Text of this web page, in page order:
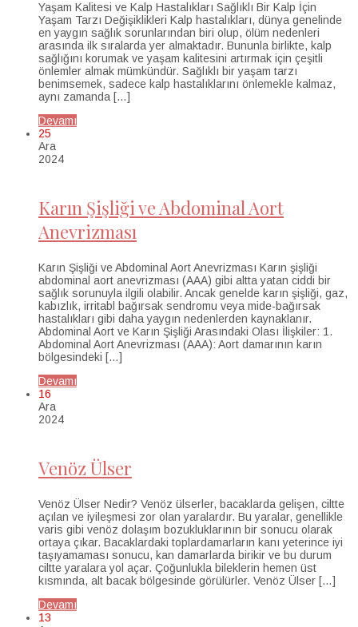
Yaşam Kalitesi ve Kalp Hastalıkları Sağlıklı Bir Kalp İçin
Yaşam Tarzı Değişiklikleri Kalp hastalıkları, dünya genelinde
en yaygın sağlık sorunlarından biri olup, ölüm nedenleri
arasında ilk sıralarda yer almaktadır. Bununla birlikte, kalp
sağlığını korumak ve yaşam kalitesini artırmak için çeşitli
önlemler almak mümkündür. Sağlıklı bir yaşam tarzı
benimsemek, sadece kalp hastalıklarını önlemekle kalmaz,
aynı zamanda […]
Devamı
25
Ara
2024
Karın Şişliği ve Abdominal Aort
Anevrizması
Karın Şişliği ve Abdominal Aort Anevrizması Karın şişliği
abdominal aort anevrizması (AAA) gibi altta yatan ciddi bir
sağlık sorunuyla ilgili olabilir. Ancak genelde karın şişliği, gaz,
kabızlık, irritabl bağırsak sendromu veya mide-bağırsak
hastalıkları gibi daha yaygın nedenlerden kaynaklanır.
Abdominal Aort ve Karın Şişliği Arasındaki Olası İlişkiler: 1.
Abdominal Aort Anevrizması (AAA): Aort damarının karın
bölgesindeki […]
Devamı
16
Ara
2024
Venöz Ülser
Venöz Ülser Nedir? Venöz ülserler, bacaklarda gelişen, ciltte
açılan ve iyileşmesi zor olan yaralardır. Bu yaralar, genellikle
varis gibi venöz dolaşım bozukluklarının bir sonucu olarak
ortaya çıkar. Bacaklardaki toplardamarların kanı yeterince iyi
taşıyamaması sonucu, kan damarlarda birikir ve bu durum
ciltte yaralara yol açar. Çoğunlukla bileklerin hemen üst
kısmında, alt bacak bölgesinde görülürler. Venöz Ülser […]
Devamı
13